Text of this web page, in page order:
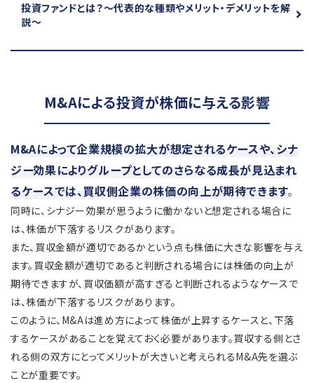
投資ファンドとは？～代表的な種類やメリット・デメリットを解
説～
M&Aによる投資が株価に与える影響
M&Aによって企業規模の拡大が想定されるケースや、シナ
ジー効果によりグループとしてのさらなる成長が見込まれ
るケースでは、買収側企業の株価の向上が期待できます。
同時に、シナジー効果が思うように働かないと想定される場合に
は、株価が下落するリスクがあります。
また、買収金額が適切であるかという点も株価に大きな影響を与え
ます。買収金額が適切であると判断される場合には株価の向上が
期待できますが、買収価額が高すぎると判断されるようなケースで
は、株価が下落するリスクがあります。
このように、M&Aは進め方によって株価が上昇するケースと、下落
するケースがあることを覚えておく必要があります。買収する側とさ
れる側の双方にとってメリットが大きいと考えられるM&A先を選ぶ
ことが重要です。